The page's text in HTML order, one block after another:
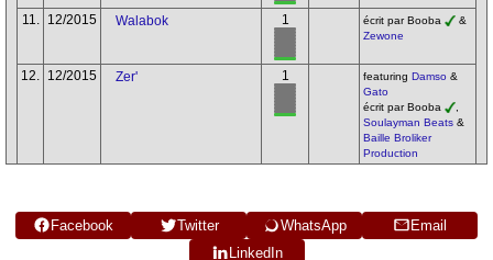
11. 12/2015 Walabok 1 écrit par Booba
&
Zewone
12. 12/2015 Zer' 1 featuring Damso &
Gato
écrit par Booba
Soulayman Beats &
Baille Broliker
Production
Facebook Twitter WhatsApp
Email
LinkedIn